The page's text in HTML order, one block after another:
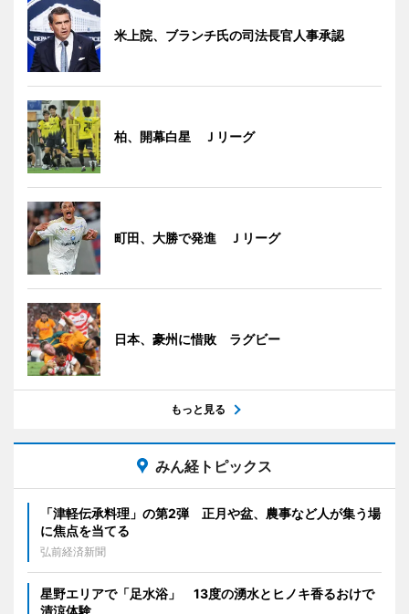
米上院、ブランチ氏の司法長官人事承認
柏、開幕白星 Ｊリーグ
町田、大勝で発進 Ｊリーグ
日本、豪州に惜敗 ラグビー
もっと見る
みん経トピックス
「津軽伝承料理」の第2弾 正月や盆、農事など人が集う場
に焦点を当てる
弘前経済新聞
星野エリアで「足水浴」 13度の湧水とヒノキ香るおけで
清涼体験